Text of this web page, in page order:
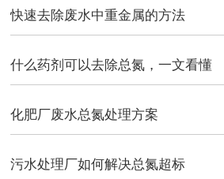
快速去除废水中重金属的方法
什么药剂可以去除总氮，一文看懂
化肥厂废水总氮处理方案
污水处理厂如何解决总氮超标